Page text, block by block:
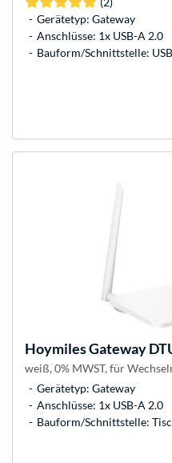
Gerätetyp: Gateway
Anschlüsse: 1x USB-A 2.0
Bauform/Schnittstelle: USB
HoymilesGateway
weiß, 0% MWST, für
Gerätetyp: Gateway
Anschlüsse: 1x USB-A 2.0
Bauform/Schnittstelle: